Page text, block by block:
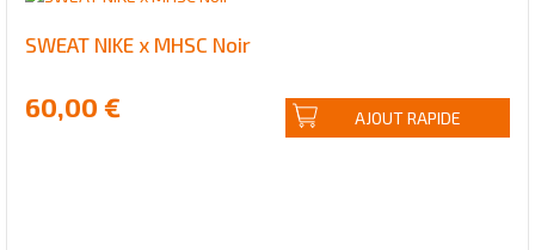
SWEAT NIKE x MHSC Noir
60,00 € AJOUT RAPIDE